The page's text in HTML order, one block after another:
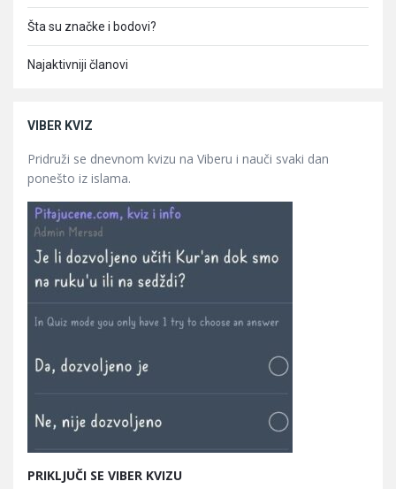
Šta su značke i bodovi?
Najaktivniji članovi
VIBER KVIZ
Pridruži se dnevnom kvizu na Viberu i nauči svaki dan
ponešto iz islama.
PRIKLJUČI SE VIBER KVIZU